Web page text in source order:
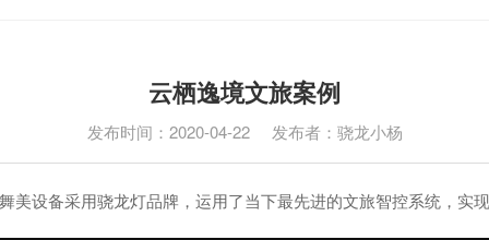
云栖逸境文旅案例
发布时间：2020-04-22 发布者：骁龙小杨
美设备采用骁龙灯品牌，运用了当下最先进的文旅智控系统，实现